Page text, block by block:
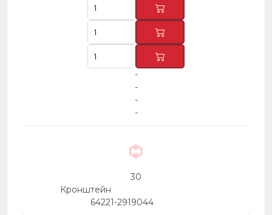
-
-
-
-
30
Кронштейн
64221-2919044